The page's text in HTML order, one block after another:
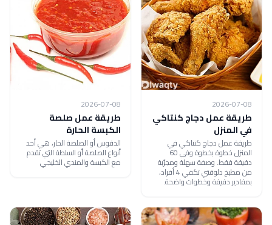
2026-07-08
طريقة عمل دجاج كنتاكي
في المنزل
طريقة عمل دجاج كنتاكي في
المنزل خطوة بخطوة وفي 60
دقيقة فقط. وصفة سهلة ومجرّبة
من مطبخ دلوقتي تكفي 4 أفراد،
بمقادير دقيقة وخطوات واضحة.
2026-07-08
طريقة عمل صلصة
الكبسة الحارة
الدقوس أو الصلصة الحار، هي أحد
أنواع الصلصة أو السلطة التي تقدم
مع الكبسة والمندي الخليجي